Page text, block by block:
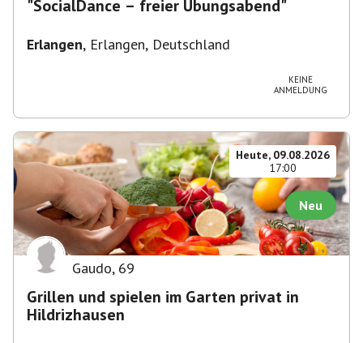
"SocialDance – freier Übungsabend"
Erlangen, Erlangen, Deutschland
KEINE
ANMELDUNG
Heute, 09.08.2026
17:00
Neu
Gaudo, 69
Grillen und spielen im Garten privat in
Hildrizhausen